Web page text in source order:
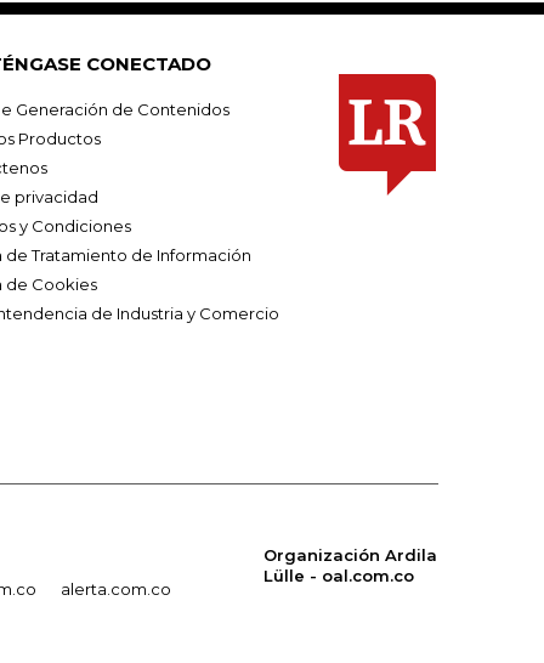
CONECTADO
Generación de Contenidos
Productos
privacidad
y Condiciones
de Tratamiento de Información
de Cookies
de Industria y Comercio
alerta.com.co
Organización Ardila
Lülle - oal.com.co